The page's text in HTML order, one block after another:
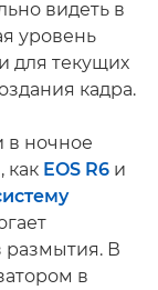
видеть в
уровень
для текущих
кадра.
в ночное
как EOS R6 и
размытия. В
в